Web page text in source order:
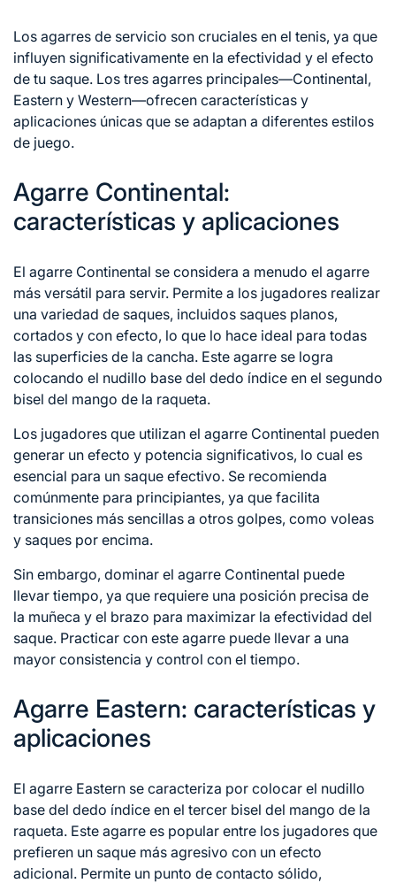
Los agarres de servicio son cruciales en el tenis, ya que
influyen significativamente en la efectividad y el efecto
de tu saque. Los tres agarres principales—Continental,
Eastern y Western—ofrecen características y
aplicaciones únicas que se adaptan a diferentes estilos
de juego.
Agarre Continental:
características y aplicaciones
El agarre Continental se considera a menudo el agarre
más versátil para servir. Permite a los jugadores realizar
una variedad de saques, incluidos saques planos,
cortados y con efecto, lo que lo hace ideal para todas
las superficies de la cancha. Este agarre se logra
colocando el nudillo base del dedo índice en el segundo
bisel del mango de la raqueta.
Los jugadores que utilizan el agarre Continental pueden
generar un efecto y potencia significativos, lo cual es
esencial para un saque efectivo. Se recomienda
comúnmente para principiantes, ya que facilita
transiciones más sencillas a otros golpes, como voleas
y saques por encima.
Sin embargo, dominar el agarre Continental puede
llevar tiempo, ya que requiere una posición precisa de
la muñeca y el brazo para maximizar la efectividad del
saque. Practicar con este agarre puede llevar a una
mayor consistencia y control con el tiempo.
Agarre Eastern: características y
aplicaciones
El agarre Eastern se caracteriza por colocar el nudillo
base del dedo índice en el tercer bisel del mango de la
raqueta. Este agarre es popular entre los jugadores que
prefieren un saque más agresivo con un efecto
adicional. Permite un punto de contacto sólido,